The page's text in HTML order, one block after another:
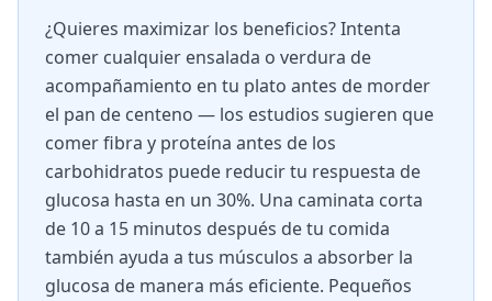
¿Quieres maximizar los beneficios? Intenta
comer cualquier ensalada o verdura de
acompañamiento en tu plato antes de morder
el pan de centeno — los estudios sugieren que
comer fibra y proteína antes de los
carbohidratos puede reducir tu respuesta de
glucosa hasta en un 30%. Una caminata corta
de 10 a 15 minutos después de tu comida
también ayuda a tus músculos a absorber la
glucosa de manera más eficiente. Pequeños